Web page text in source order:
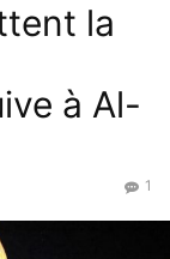
la
à Al-
1